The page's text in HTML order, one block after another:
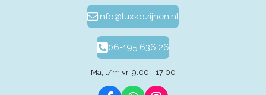
info@luxkozijnen.nl
06-195 636 26
Ma, t/m vr, 9:00 - 17:00